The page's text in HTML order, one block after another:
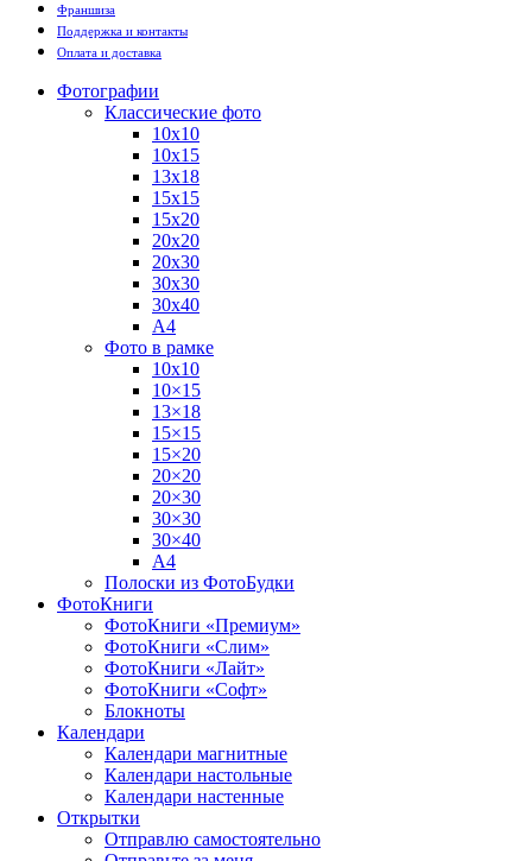
Франшиза
Поддержка и контакты
Оплата и доставка
Фотографии
Классические фото
10х10
10х15
13х18
15х15
15х20
20х20
20х30
30х30
30х40
А4
Фото в рамке
10х10
10×15
13×18
15×15
15×20
20×20
20×30
30×30
30×40
A4
Полоски из ФотоБудки
ФотоКниги
ФотоКниги «Премиум»
ФотоКниги «Слим»
ФотоКниги «Лайт»
ФотоКниги «Софт»
Блокноты
Календари
Календари магнитные
Календари настольные
Календари настенные
Открытки
Отправлю самостоятельно